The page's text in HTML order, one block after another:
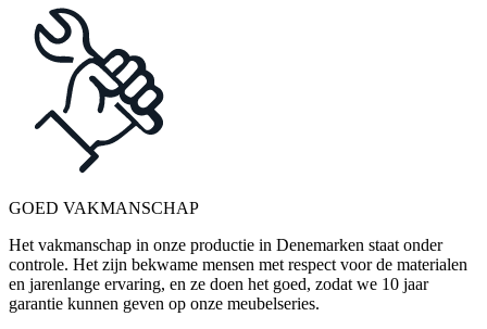
GOED VAKMANSCHAP
Het vakmanschap in onze productie in Denemarken staat onder
controle. Het zijn bekwame mensen met respect voor de materialen
en jarenlange ervaring, en ze doen het goed, zodat we 10 jaar
garantie kunnen geven op onze meubelseries.